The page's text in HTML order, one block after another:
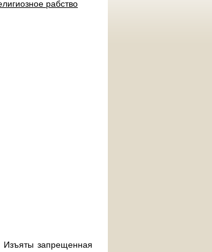
рабство
Изъяты запрещенная